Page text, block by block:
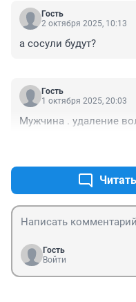
Гость
2 октября 2025, 10:13
а сосули будут?
Гость
1 октября 2025, 20:03
Мужчина . удаление
Гость
Войти